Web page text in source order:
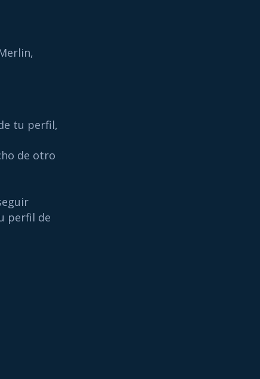
tu perfil,
de otro
perfil de